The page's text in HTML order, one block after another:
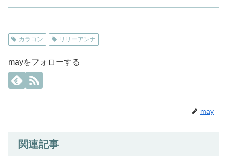
カラコン リリーアンナ
mayをフォローする
may
関連記事